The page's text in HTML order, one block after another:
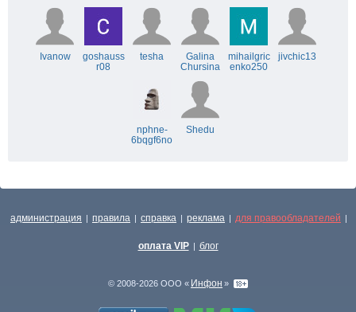
Ivanow
goshauss
r08
tesha
Galina
Chursina
mihailgric
enko250
jivchic13
nphne-
6bqgf6no
Shedu
администрация | правила | справка | реклама | для правообладателей |
оплата VIP | блог
© 2008-2026 ООО « Инфон »